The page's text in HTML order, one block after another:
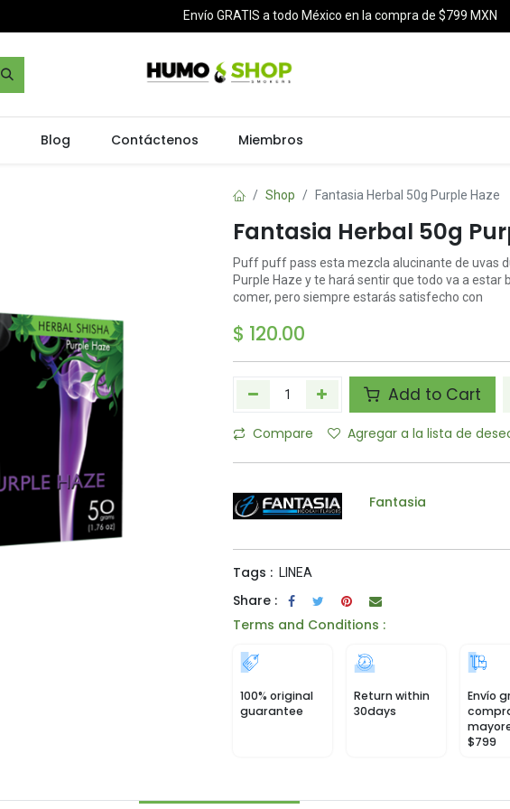
Envío GRATIS a todo México en la compra de $799 MXN
Blog Contáctenos Miembros
Shop Fantasia Herbal 50g Purple Haze
Fantasia Herbal 50g
Puff puff pass esta mezcla alucinante de uvas
Purple Haze y te hará sentir que todo va a estar
comer, pero siempre estarás satisfecho con
$ 120.00
Add to Cart
Compare Agregar a la lista de
Fantasia
Tags : LINEA
Share :
Terms and Conditions :
100% original
guarantee
Return within
30days
Envío
$799